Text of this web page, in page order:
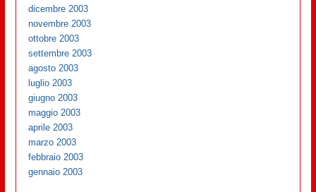
dicembre 2003
novembre 2003
ottobre 2003
settembre 2003
agosto 2003
luglio 2003
giugno 2003
maggio 2003
aprile 2003
marzo 2003
febbraio 2003
gennaio 2003